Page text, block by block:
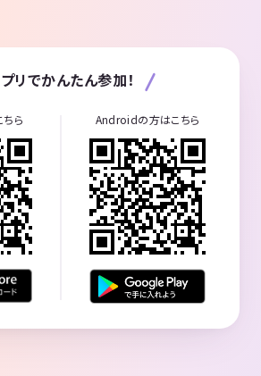
リでかんたん参加！
ら Androidの方はこちら